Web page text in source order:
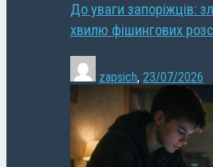
До уваги запоріжців:
хвилю фішингових
zapsich, 23/07/2026